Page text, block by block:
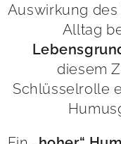
Auswirkung
Alltag
diesem
Schlüsselrolle